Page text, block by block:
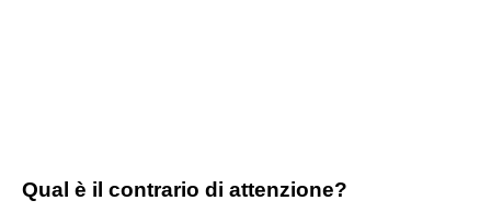
Qual è il contrario di attenzione?